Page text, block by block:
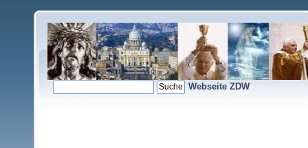
Webseite ZDW